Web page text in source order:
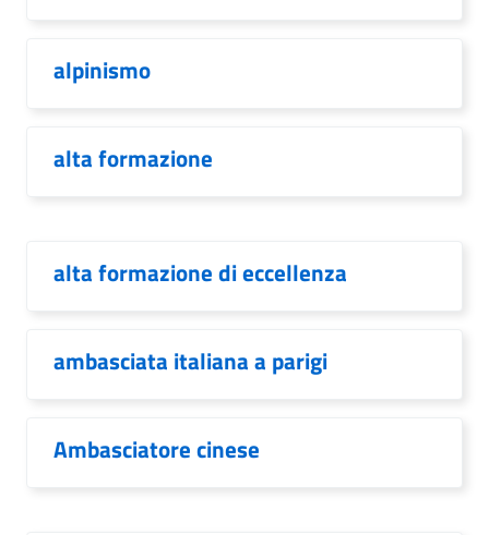
alpinismo
alta formazione
alta formazione di eccellenza
ambasciata italiana a parigi
Ambasciatore cinese